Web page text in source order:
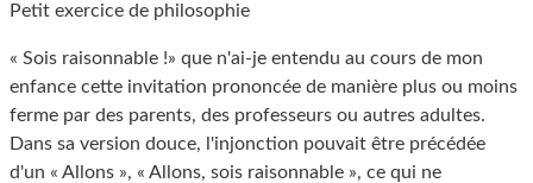
Petit exercice de philosophie
« Sois raisonnable !» que n'ai-je entendu au cours de mon
enfance cette invitation prononcée de manière plus ou moins
ferme par des parents, des professeurs ou autres adultes.
Dans sa version douce, l'injonction pouvait être précédée
d'un « Allons », « Allons, sois raisonnable », ce qui ne